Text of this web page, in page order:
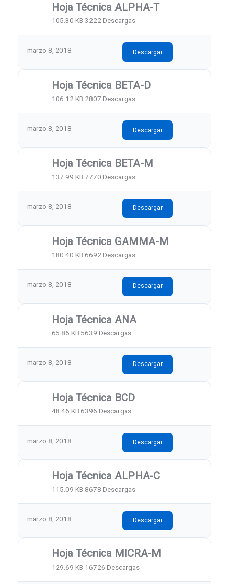
Hoja Técnica ALPHA-T
105.30 KB3222 Descargas
marzo 8, 2018 Descargar
Hoja Técnica BETA-D
106.12 KB 2807 Descargas
marzo 8, 2018 Descargar
Hoja Técnica BETA-M
137.99 KB7770 Descargas
marzo 8, 2018 Descargar
Hoja Técnica GAMMA-M
180.40 KB6692 Descargas
marzo 8, 2018 Descargar
Hoja Técnica ANA
65.86 KB 5639 Descargas
marzo 8, 2018 Descargar
Hoja Técnica BCD
48.46 KB6396 Descargas
marzo 8, 2018 Descargar
Hoja Técnica ALPHA-C
115.09 KB 8678 Descargas
marzo 8, 2018 Descargar
Hoja Técnica MICRA-M
129.69 KB 16726 Descargas